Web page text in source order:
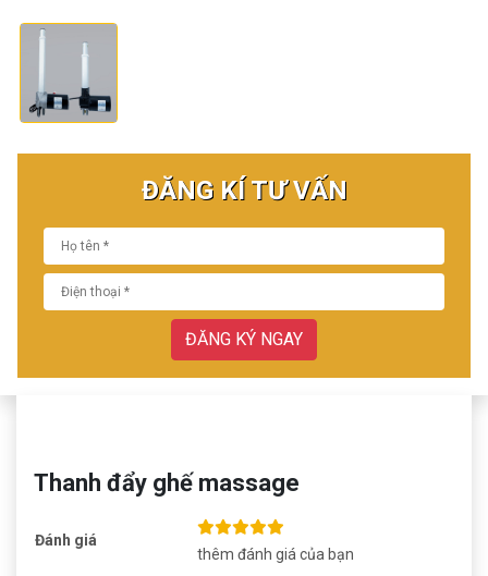
ĐĂNG KÍ TƯ VẤN
ĐĂNG KÝ NGAY
Thanh đẩy ghế massage
Đánh giá
thêm đánh giá của bạn